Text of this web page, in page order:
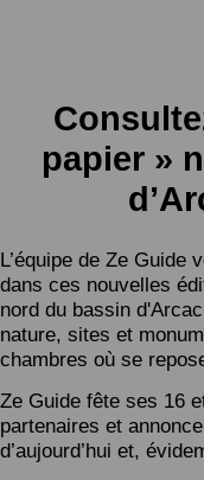
papier »
L’équipe de Ze Guide
dans ces nouvelles
nord du bassin
nature, sites et
chambres où se
Ze Guide fête ses 16
partenaires et
d’aujourd’hui et,